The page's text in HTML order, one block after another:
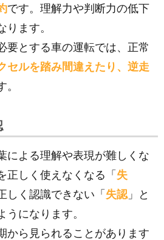
です。理解力や判断力の低下
ります。
要とする車の運転では、正常
セルを踏み間違えたり、逆走
。
による理解や表現が難しくな
正しく使えなくなる「 失
しく認識できない「 失認」と
うになります。
から見られることがあります